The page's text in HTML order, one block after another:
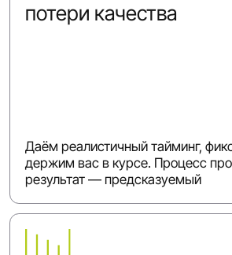
потери качества
Даём реалистичный тайминг,
держим вас в курсе. Процесс
результат — предсказуемый